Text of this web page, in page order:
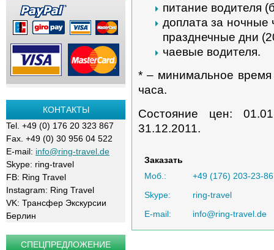
питание водителя
доплата за
празднечные дни
чаевые водителя.
* – минимальное
часа.
Состояние цен:
31.12.2011.
Заказать
Моб.:
+49 (176) 203-23-
Skype:
ring-travel
E-mail:
info@ring-travel.de
КОНТАКТЫ
Tel. +49 (0) 176 20 323 867
Fax. +49 (0) 30 956 04 522
E-mail: info@ring-travel.de
Skype: ring-travel
FB: Ring Travel
Instagram: Ring Travel
VK: Трансфер Экскурсии
Берлин
СПЕЦПРЕДЛОЖЕНИЕ